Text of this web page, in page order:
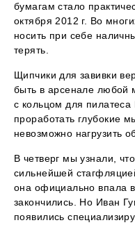
бумагам стало
октября 2012 г. Во
носить при себе
терять.
Щипчики для завивки
быть в арсенале любой
с кольцом для
проработать глубокие
невозможно нагрузить
В четверг мы узнали,
сильнейшей
она официально впала
закончились. Но Иван
появились